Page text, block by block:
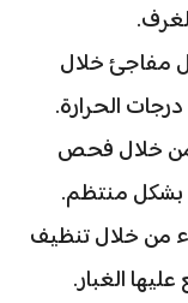
مفاجئ خلال
الحرارة.
من خلال فحص
بشكل منتظم.
من خلال تنظيف
الغبار.